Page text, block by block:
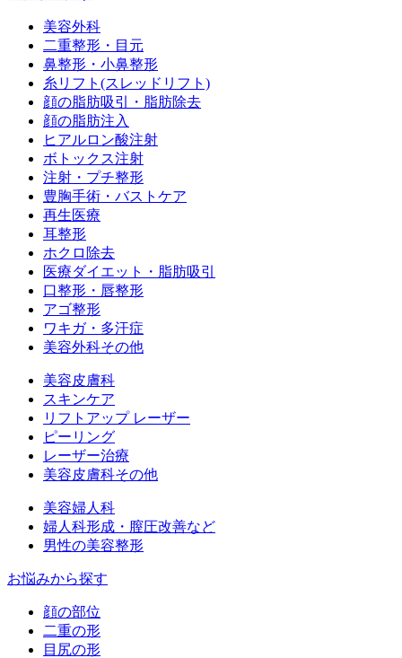
美容外科
二重整形・目元
鼻整形・小鼻整形
糸リフト(スレッドリフト)
顔の脂肪吸引・脂肪除去
顔の脂肪注入
ヒアルロン酸注射
ボトックス注射
注射・プチ整形
豊胸手術・バストケア
再生医療
耳整形
ホクロ除去
医療ダイエット・脂肪吸引
口整形・唇整形
アゴ整形
ワキガ・多汗症
美容外科その他
美容皮膚科
スキンケア
リフトアップ レーザー
ピーリング
レーザー治療
美容皮膚科その他
美容婦人科
婦人科形成・膣圧改善など
男性の美容整形
お悩みから探す
顔の部位
二重の形
目尻の形